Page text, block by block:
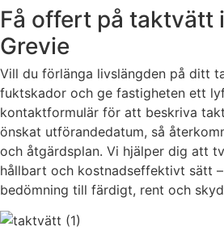
Få offert på taktvätt
Grevie
Vill du förlänga livslängden på ditt
fuktskador och ge fastigheten ett
kontaktformulär för att beskriva
önskat utförandedatum, så
och åtgärdsplan. Vi hjälper dig att
hållbart och kostnadseffektivt sätt
bedömning till färdigt, rent och